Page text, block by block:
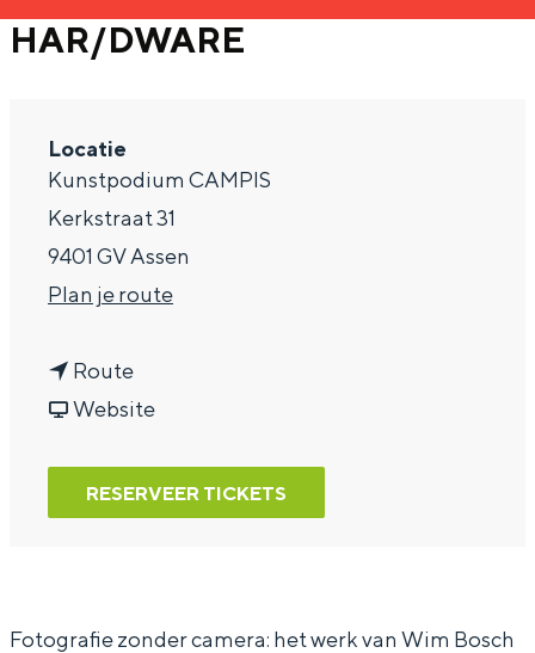
HAR/DWARE
Locatie
Kunstpodium CAMPIS
Kerkstraat 31
9401 GV Assen
Plan je routen
A
R
W
Routen
a
r
H
/
Websitev
n
H
/
RESERVEER TICKETS
Fotografie zonder camera: het werk van Wim Bosch